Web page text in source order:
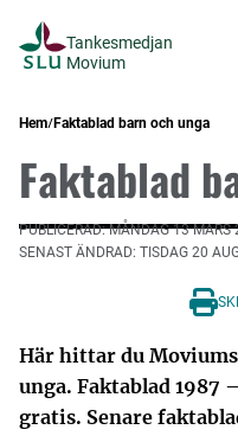
Tankesmedjan
Movium
Hem Faktablad barn och unga
Faktablad
PUBLICERAD: MÅNDAG 13 MARS
SENAST ÄNDRAD: TISDAG 20
Här hittar du
unga. Faktablad 1987
gratis. Senare